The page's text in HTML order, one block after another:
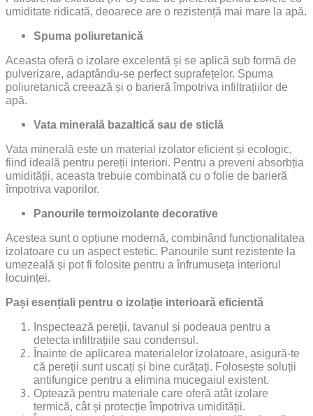
umiditate ridicată, deoarece are o rezistență mai mare la apă.
Spuma poliuretanică
Aceasta oferă o izolare excelentă și se aplică sub formă de
pulverizare, adaptându-se perfect suprafețelor. Spuma
poliuretanică creează și o barieră împotriva infiltrațiilor de
apă.
Vata minerală bazaltică sau de sticlă
Vata minerală este un material izolator eficient și ecologic,
fiind ideală pentru pereții interiori. Pentru a preveni absorbția
umidității, aceasta trebuie combinată cu o folie de barieră
împotriva vaporilor.
Panourile termoizolante decorative
Acestea sunt o opțiune modernă, combinând funcționalitatea
izolatoare cu un aspect estetic. Panourile sunt rezistente la
umezeală și pot fi folosite pentru a înfrumuseța interiorul
locuinței.
Pași esențiali pentru o izolație interioară eficientă
nspectează pereții, tavanul și podeaua pentru a
detecta infiltrațiile sau condensul.
Înainte de aplicarea materialelor izolatoare, asigură-te
că pereții sunt uscați și bine curățați. Folosește soluții
antifungice pentru a elimina mucegaiul existent.
Optează pentru materiale care oferă atât izolare
termică, cât și protecție împotriva umidității.